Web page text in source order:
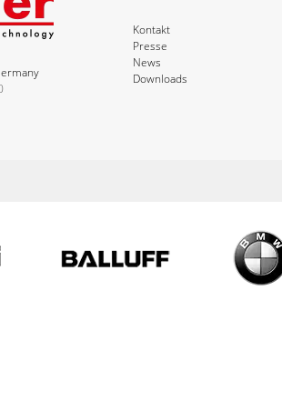
Kontakt
Presse
News
Downloads